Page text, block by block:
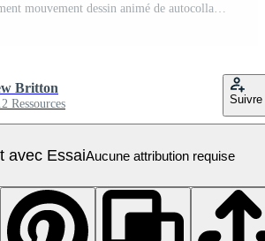
se balancer mouvement mouvement dessin animé de autocollant de une dessin animé chaleur en hausse Vidéo Pro
Britton
Ressources Suivre
avec EssaiAucune attribution requise